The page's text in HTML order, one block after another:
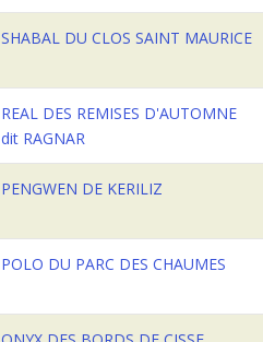
SHABAL DU CLOS SAINT MAURICE
REAL DES REMISES D'AUTOMNE
dit RAGNAR
PENGWEN DE KERILIZ
POLO DU PARC DES CHAUMES